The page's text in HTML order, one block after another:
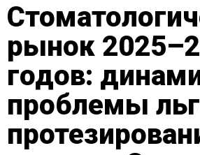
рынок
годов:
проблемы